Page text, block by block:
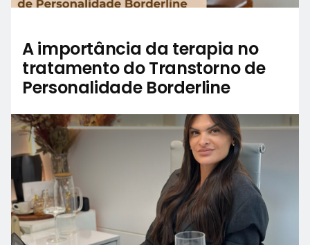
A importância da terapia no
tratamento do Transtorno de
Personalidade Borderline